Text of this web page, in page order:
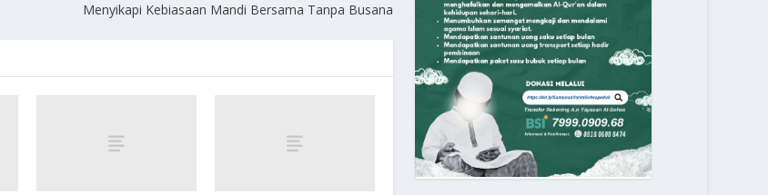
Menyikapi Kebiasaan Mandi Bersama Tanpa Busana